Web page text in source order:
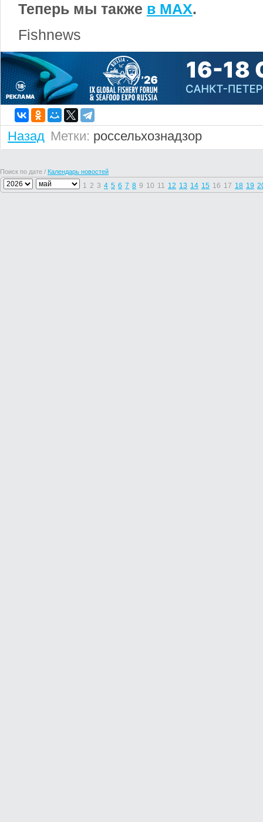
Теперь мы также в MAX.
Fishnews
Назад Метки: россельхознадзор
Поиск по дате / Календарь новостей
1 2 3 4 5 6 7 8 9 10 11 12 13 14 15 16 17 18 19